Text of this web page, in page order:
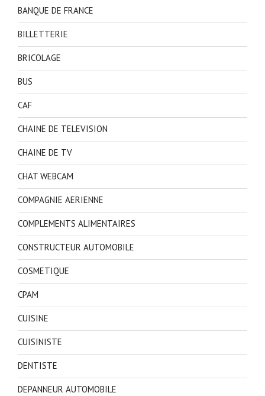
BANQUE DE FRANCE
BILLETTERIE
BRICOLAGE
BUS
CAF
CHAINE DE TELEVISION
CHAINE DE TV
CHAT WEBCAM
COMPAGNIE AERIENNE
COMPLEMENTS ALIMENTAIRES
CONSTRUCTEUR AUTOMOBILE
COSMETIQUE
CPAM
CUISINE
CUISINISTE
DENTISTE
DEPANNEUR AUTOMOBILE